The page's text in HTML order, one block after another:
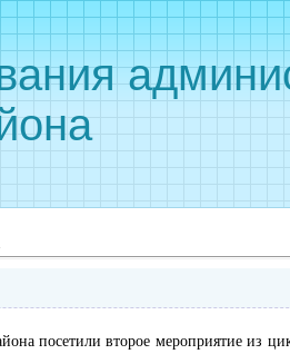
посетили второе мероприятие из